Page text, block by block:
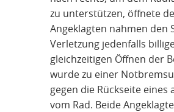
zu unterstützen, öffnete
Angeklagten nahmen den
Verletzung jedenfalls
gleichzeitigen Öffnen der
wurde zu einer
gegen die Rückseite
vom Rad. Beide